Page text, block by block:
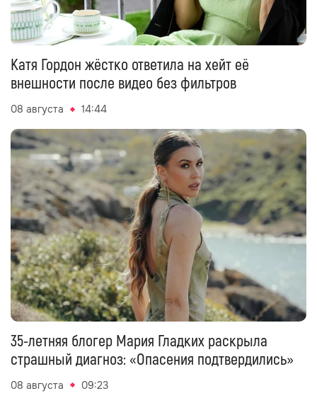
Катя Гордон жёстко ответила на хейт её
внешности после видео без фильтров
08 августа 14:44
35-летняя блогер Мария Гладких раскрыла
страшный диагноз: «Опасения подтвердились»
08 августа 09:23